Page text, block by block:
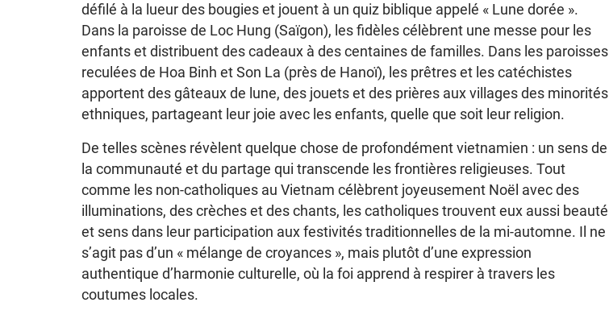
défilé à la lueur des bougies et jouent à un quiz biblique appelé « Lune dorée ».
Dans la paroisse de Loc Hung (Saïgon), les fidèles célèbrent une messe pour les
enfants et distribuent des cadeaux à des centaines de familles. Dans les paroisses
reculées de Hoa Binh et Son La (près de Hanoï), les prêtres et les catéchistes
apportent des gâteaux de lune, des jouets et des prières aux villages des minorités
ethniques, partageant leur joie avec les enfants, quelle que soit leur religion.
De telles scènes révèlent quelque chose de profondément vietnamien : un sens de
la communauté et du partage qui transcende les frontières religieuses. Tout
comme les non-catholiques au Vietnam célèbrent joyeusement Noël avec des
illuminations, des crèches et des chants, les catholiques trouvent eux aussi beauté
et sens dans leur participation aux festivités traditionnelles de la mi-automne. Il ne
s’agit pas d’un « mélange de croyances », mais plutôt d’une expression
authentique d’harmonie culturelle, où la foi apprend à respirer à travers les
coutumes locales.